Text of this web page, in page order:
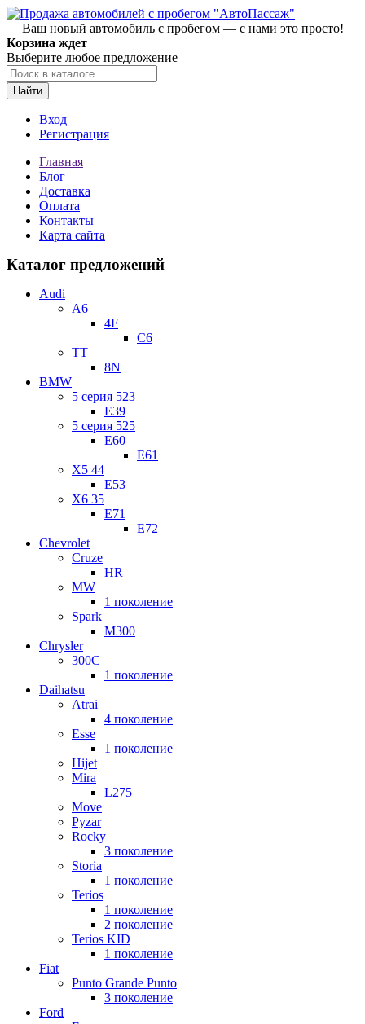
Ваш новый автомобиль с пробегом — с нами это просто!
Корзина ждет
Выберите любое предложение
Найти
Вход
Регистрация
Главная
Блог
Доставка
Оплата
Контакты
Карта сайта
Каталог предложений
Audi
A6
4F
C6
TT
8N
BMW
5 серия 523
E39
5 серия 525
E60
E61
X5 44
E53
X6 35
E71
E72
Chevrolet
Cruze
HR
MW
1 поколение
Spark
M300
Chrysler
300C
1 поколение
Daihatsu
Atrai
4 поколение
Esse
1 поколение
Hijet
Mira
L275
Move
Pyzar
Rocky
3 поколение
Storia
1 поколение
Terios
1 поколение
2 поколение
Terios KID
1 поколение
Fiat
Punto Grande Punto
3 поколение
Ford